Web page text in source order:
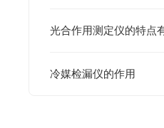
冷媒检漏仪的作用